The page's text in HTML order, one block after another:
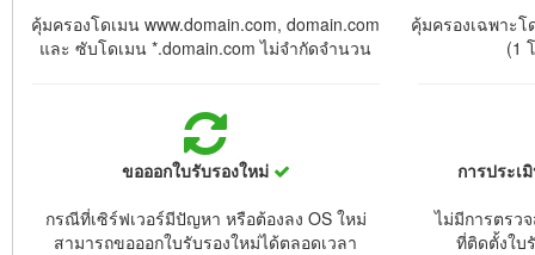
คุ้มครองโดเมน www.domain.com, domain.com
และ ซับโดเมน *.domain.com ไม่จำกัดจำนวน
คุ้มครองเฉพาะ
(1
ขอออกใบรับรองใหม่
กรณีที่เซิร์ฟเวอร์มีปัญหา หรือต้องลง OS ใหม่
สามารถขอออกใบรับรองใหม่ได้ตลอดเวลา
การประเ
ไม่มีการตรว
ที่ติดตั้งใบ